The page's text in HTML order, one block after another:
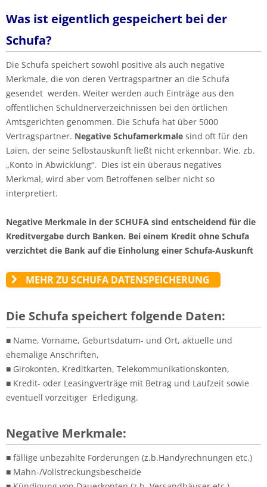
Was ist eigentlich gespeichert bei der
Schufa?
Die Schufa speichert sowohl positive als auch negative
Merkmale, die von deren Vertragspartner an die Schufa
gesendet werden. Weiter werden auch Einträge aus den
offentlichen Schuldnerverzeichnissen bei den örtlichen
Amtsgerichten genommen. Die Schufa hat über 5000
Vertragspartner. Negative Schufamerkmale sind oft für den
Laien, der seine Selbstauskunft ließt nicht erkennbar. Wie. zb.
„Konto in Abwicklung“. Dies ist ein überaus negatives
Merkmal, wird aber vom Betroffenen selber nicht so
interpretiert.
Negative Merkmale in der SCHUFA sind entscheidend für die
Kreditvergabe durch Banken. Bei einem Kredit ohne Schufa
verzichtet die Bank auf die Einholung einer Schufa-Auskunft
MEHR ZU SCHUFA DATENSPEICHERUNG
Die Schufa speichert folgende Daten:
■ Name, Vorname, Geburtsdatum- und Ort, aktuelle und
ehemalige Anschriften,
■ Girokonten, Kreditkarten, Telekommunikationskonten,
■ Kredit- oder Leasingverträge mit Betrag und Laufzeit sowie
eventuell vorzeitiger Erledigung.
Negative Merkmale:
■ fällige unbezahlte Forderungen (z.b.Handyrechnungen etc.)
■ Mahn-/Vollstreckungsbescheide